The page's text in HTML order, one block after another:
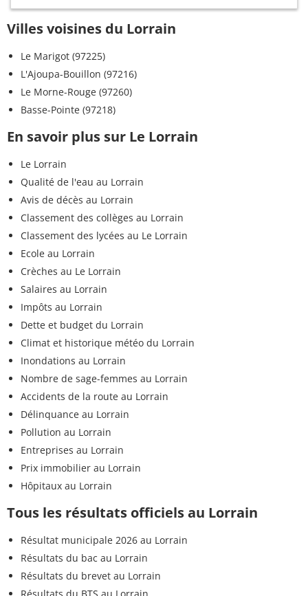
Villes voisines du Lorrain
Le Marigot (97225)
L'Ajoupa-Bouillon (97216)
Le Morne-Rouge (97260)
Basse-Pointe (97218)
En savoir plus sur Le Lorrain
Le Lorrain
Qualité de l'eau au Lorrain
Avis de décès au Lorrain
Classement des collèges au Lorrain
Classement des lycées au Le Lorrain
Ecole au Lorrain
Crèches au Le Lorrain
Salaires au Lorrain
Impôts au Lorrain
Dette et budget du Lorrain
Climat et historique météo du Lorrain
Inondations au Lorrain
Nombre de sage-femmes au Lorrain
Accidents de la route au Lorrain
Délinquance au Lorrain
Pollution au Lorrain
Entreprises au Lorrain
Prix immobilier au Lorrain
Hôpitaux au Lorrain
Tous les résultats officiels au Lorrain
Résultat municipale 2026 au Lorrain
Résultats du bac au Lorrain
Résultats du brevet au Lorrain
Résultats du BTS au Lorrain